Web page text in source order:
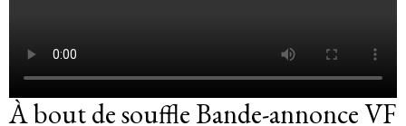
À bout de souffle Bande-annonce VF